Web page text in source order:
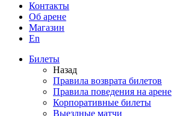
Контакты
Об арене
Магазин
En
Билеты
Назад
Правила возврата билетов
Правила поведения на арене
Корпоративные билеты
Выездные матчи